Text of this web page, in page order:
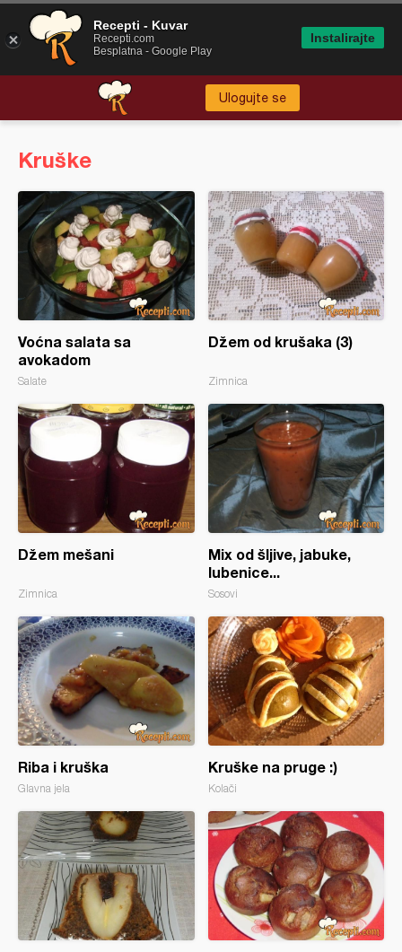
Ulogujte se
Kruške
Voćna salata sa
avokadom
Salate
Džem od krušaka (3)
Zimnica
Džem mešani
Zimnica
Mix od šljive, jabuke,
lubenice...
Sosovi
Riba i kruška
Glavna jela
Kruške na pruge :)
Kolači
Recepti - Kuvar
Recepti.com
Besplatna - Google Play
Instalirajte